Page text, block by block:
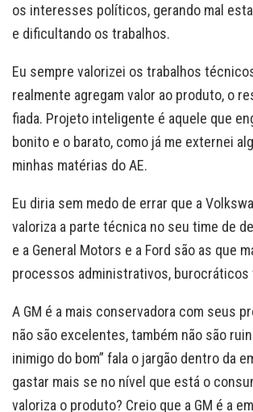
os interesses políticos, gerando mal
e dificultando os trabalhos.
Eu sempre valorizei os trabalhos
realmente agregam valor ao produto, o
fiada. Projeto inteligente é aquele que
bonito e o barato, como já me externei
minhas matérias do AE.
Eu diria sem medo de errar que a
valoriza a parte técnica no seu time de
e a General Motors e a Ford são as que
processos administrativos, burocráticos
A GM é a mais conservadora com seus
não são excelentes, também não são
inimigo do bom” fala o jargão dentro da
gastar mais se no nível que está o
valoriza o produto? Creio que a GM é a